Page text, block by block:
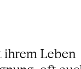
ihrem Leben